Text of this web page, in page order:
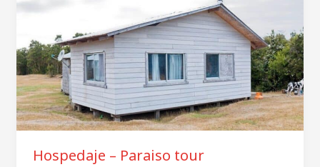
Hospedaje – Paraiso tour
–
tour